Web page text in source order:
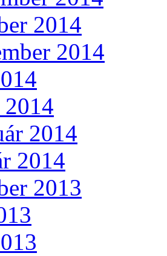
2014
2014
2014
2014
2013